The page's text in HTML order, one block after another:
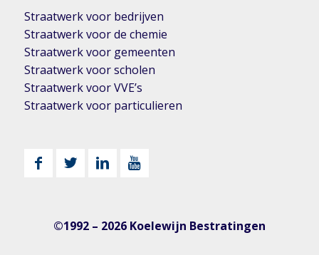
Straatwerk voor bedrijven
Straatwerk voor de chemie
Straatwerk voor gemeenten
Straatwerk voor scholen
Straatwerk voor VVE’s
Straatwerk voor particulieren
©1992 – 2026 Koelewijn Bestratingen